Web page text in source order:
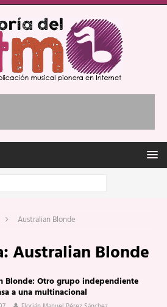
Australian Blonde
Australian Blonde
Blonde: Otro grupo independiente
a una multinacional